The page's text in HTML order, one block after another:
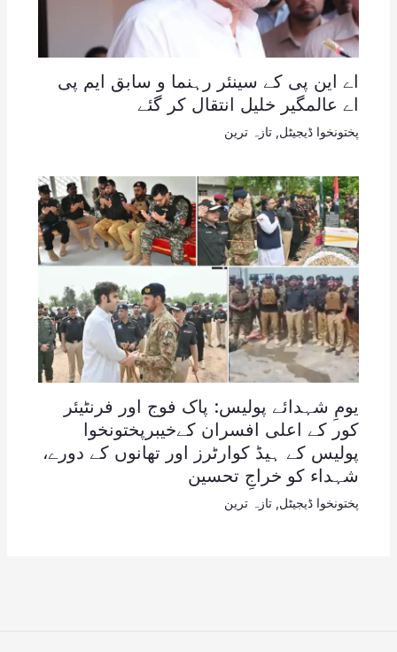
اے این پی کے سینئر رہنما و سابق ایم پی
اے عالمگیر خلیل انتقال کر گئے
پختونخوا ڈیجیٹل تازہ ترین
یومِ شہدائے پولیس: پاک فوج اور فرنٹیئر
کور کے اعلی افسران کےخیبرپختونخوا
پولیس کے ہیڈ کوارٹرز اور تھانوں کے دورے،
شہداء کو خراجِ تحسین
پختونخوا ڈیجیٹل تازہ ترین